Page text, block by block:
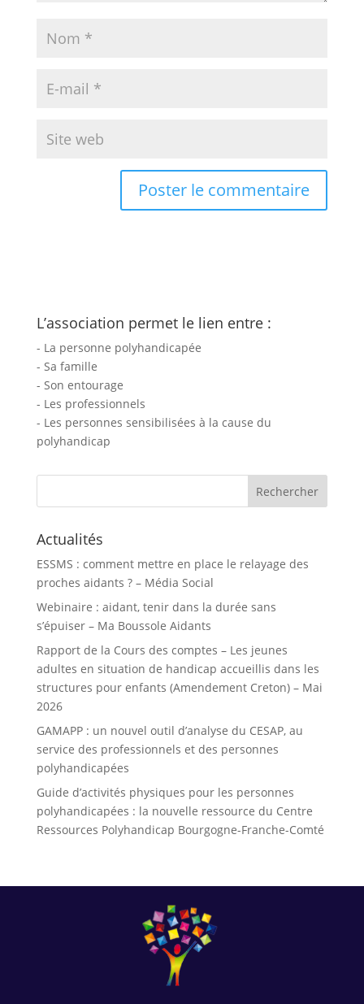
L’association permet le lien entre :
- La personne polyhandicapée
- Sa famille
- Son entourage
- Les professionnels
- Les personnes sensibilisées à la cause du
polyhandicap
Rechercher :
Actualités
ESSMS : comment mettre en place le relayage des
proches aidants ? – Média Social
Webinaire : aidant, tenir dans la durée sans
s’épuiser – Ma Boussole Aidants
Rapport de la Cours des comptes – Les jeunes
adultes en situation de handicap accueillis dans les
structures pour enfants (Amendement Creton) – Mai
2026
GAMAPP : un nouvel outil d’analyse du CESAP, au
service des professionnels et des personnes
polyhandicapées
Guide d’activités physiques pour les personnes
polyhandicapées : la nouvelle ressource du Centre
Ressources Polyhandicap Bourgogne-Franche-Comté